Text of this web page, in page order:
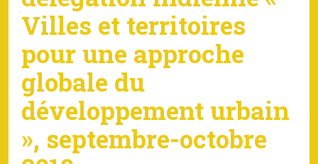
Villes et territoires
pour une approche
globale du
développement urbain
», septembre-octobre